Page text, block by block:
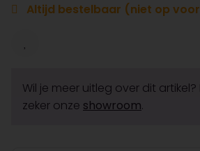
Altijd bestelbaar (niet op
Wil je meer uitleg over dit
zeker onze showroom.